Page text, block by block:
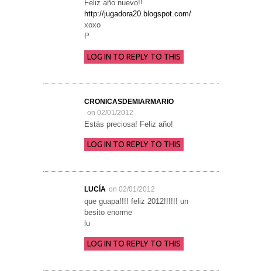
Feliz año nuevo!!
http://jugadora20.blogspot.com/
xoxo
P
LOG IN TO REPLY TO THIS
CRONICASDEMIARMARIO
on 02/01/2012
Estás preciosa! Feliz año!
LOG IN TO REPLY TO THIS
LUCÍA on 02/01/2012
que guapa!!!! feliz 2012!!!!!! un
besito enorme
lu
LOG IN TO REPLY TO THIS